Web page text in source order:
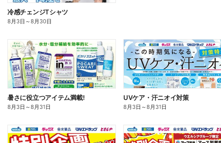
冷感チェンジTシャツ
8月3日 ～8月30日
暑さに役立つアイテム満載!
8月3日 ～8月31日
UVケア・汗ニオイ対策
8月3日 ～8月31日